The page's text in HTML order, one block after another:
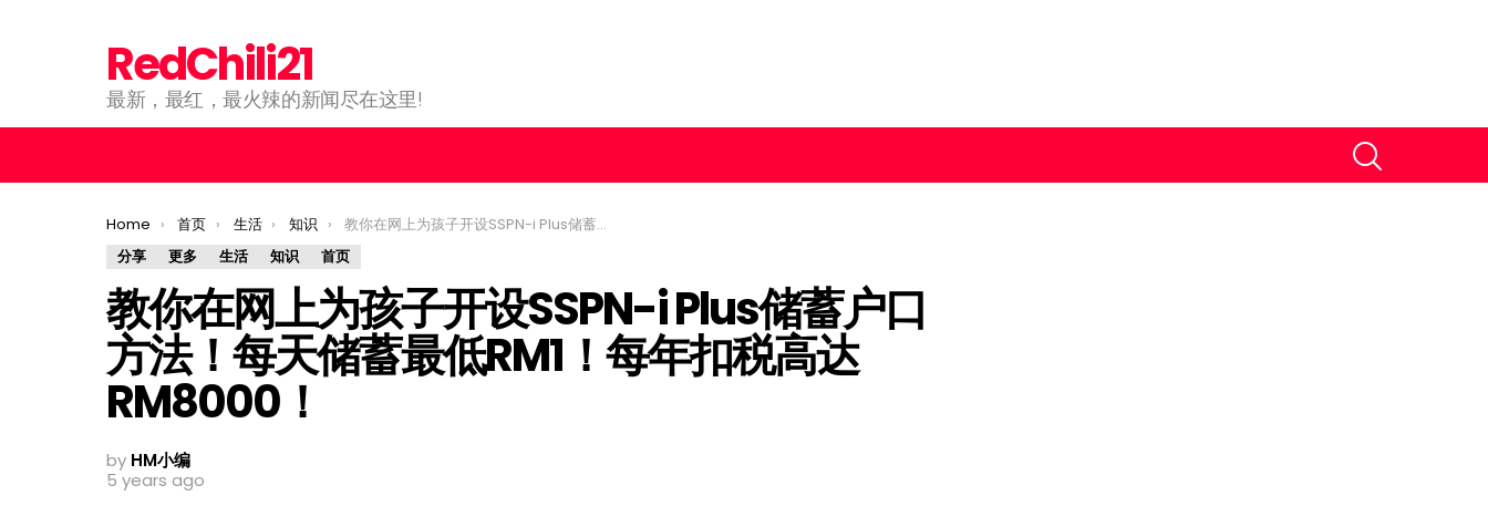
RedChili21
最新，最红，最火辣的新闻尽在这里!
You are here:
Home 首页 生活 知识
教你在网上为孩子开设SSPN-i Plus储蓄户口方法！每天储蓄最低RM1！每年扣税高达RM8000！
分享
更多 生活 知识 首页
教你在网上为孩子开设SSPN-i Plus储蓄户口
方法！每天储蓄最低RM1！每年扣税高达
RM8000！
by HM小编
5 years ago